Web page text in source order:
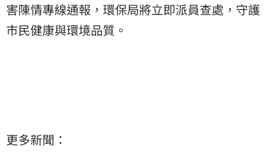
害陳情專線通報，環保局將立即派員查處，守護
市民健康與環境品質。
更多新聞：